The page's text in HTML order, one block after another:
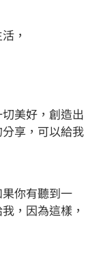
，
美好，創造出
享，可以給我
你有聽到一
，因為這樣，